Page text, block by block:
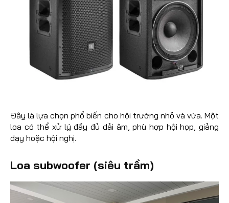
Đây là lựa chọn phổ biến cho hội trường nhỏ và vừa. Một
loa có thể xử lý đầy đủ dải âm, phù hợp hội họp, giảng
dạy hoặc hội nghị.
Loa subwoofer (siêu trầm)